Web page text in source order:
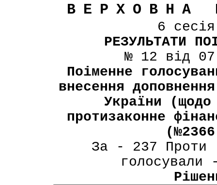
ВЕРХОВНА
6
РЕЗУЛЬТАТИ
№ 12 від
Поіменне
внесення
України (щодо
протизаконне
За - 237 Проти